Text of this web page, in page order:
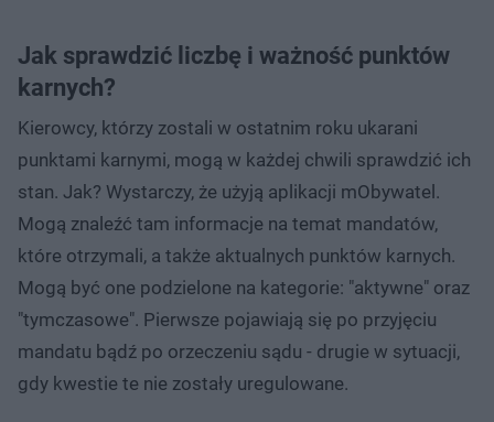
Jak sprawdzić liczbę i ważność punktów
karnych?
Kierowcy, którzy zostali w ostatnim roku ukarani
punktami karnymi, mogą w każdej chwili sprawdzić ich
stan. Jak? Wystarczy, że użyją aplikacji mObywatel.
Mogą znaleźć tam informacje na temat mandatów,
które otrzymali, a także aktualnych punktów karnych.
Mogą być one podzielone na kategorie: "aktywne" oraz
"tymczasowe". Pierwsze pojawiają się po przyjęciu
mandatu bądź po orzeczeniu sądu - drugie w sytuacji,
gdy kwestie te nie zostały uregulowane.